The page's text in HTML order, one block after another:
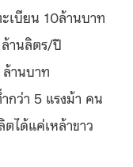
บียน 10ล้านบาท
านลิตร/ปี
านบาท
กว่า 5 แรงม้า คน
ได้แค่เหล้าขาว